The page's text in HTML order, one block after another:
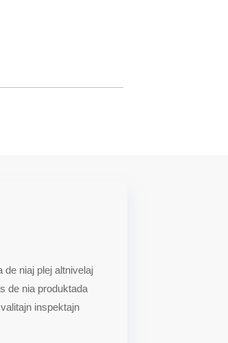
niaj plej altnivelaj
de nia produktada
inspektajn